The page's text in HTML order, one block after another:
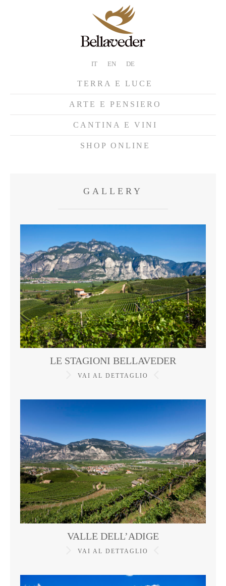
IT EN DE
TERRA E LUCE
ARTE E PENSIERO
CANTINA E VINI
SHOP ONLINE
GALLERY
LE STAGIONI BELLAVEDER
VAI AL DETTAGLIO
VALLE DELL’ADIGE
VAI AL DETTAGLIO